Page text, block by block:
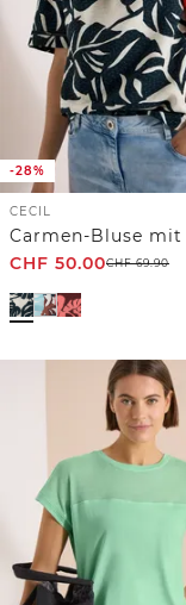
-28%
CECIL
CHF 50.00CHF69.90